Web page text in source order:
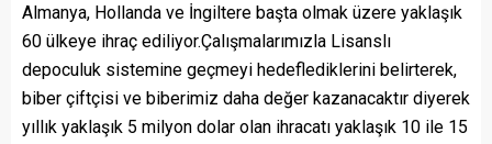
Almanya, Hollanda ve İngiltere başta olmak üzere yaklaşık
60 ülkeye ihraç ediliyor.Çalışmalarımızla Lisanslı
depoculuk sistemine geçmeyi hedeflediklerini belirterek,
biber çiftçisi ve biberimiz daha değer kazanacaktır diyerek
yıllık yaklaşık 5 milyon dolar olan ihracatı yaklaşık 10 ile 15